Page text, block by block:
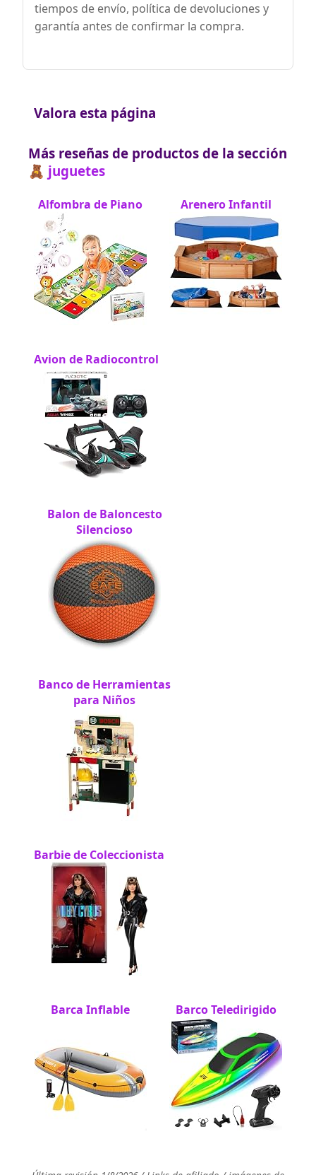
tiempos de envío, política de devoluciones y
garantía antes de confirmar la compra.
Valora esta página
Más reseñas de productos de la sección
🧸 juguetes
Alfombra de Piano Arenero Infantil
Avion de Radiocontrol
Balon de Baloncesto
Silencioso
Banco de Herramientas
para Niños
Barbie de Coleccionista
Barca Inflable Barco Teledirigido